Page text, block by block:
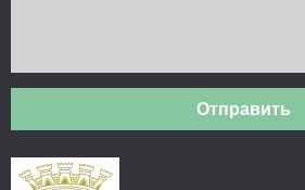
Отправить